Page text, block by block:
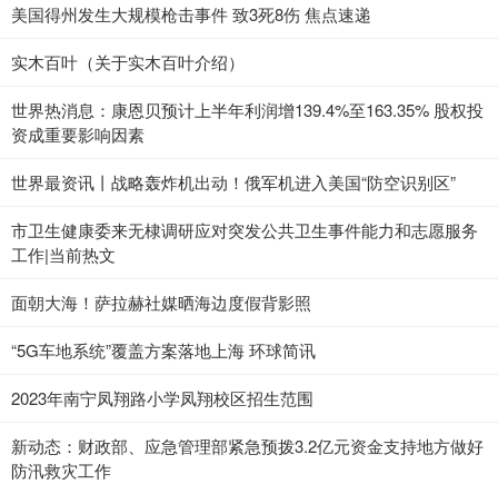
美国得州发生大规模枪击事件 致3死8伤 焦点速递
实木百叶（关于实木百叶介绍）
世界热消息：康恩贝预计上半年利润增139.4%至163.35% 股权投
资成重要影响因素
世界最资讯丨战略轰炸机出动！俄军机进入美国“防空识别区”
市卫生健康委来无棣调研应对突发公共卫生事件能力和志愿服务
工作|当前热文
面朝大海！萨拉赫社媒晒海边度假背影照
“5G车地系统”覆盖方案落地上海 环球简讯
2023年南宁凤翔路小学凤翔校区招生范围
新动态：财政部、应急管理部紧急预拨3.2亿元资金支持地方做好
防汛救灾工作